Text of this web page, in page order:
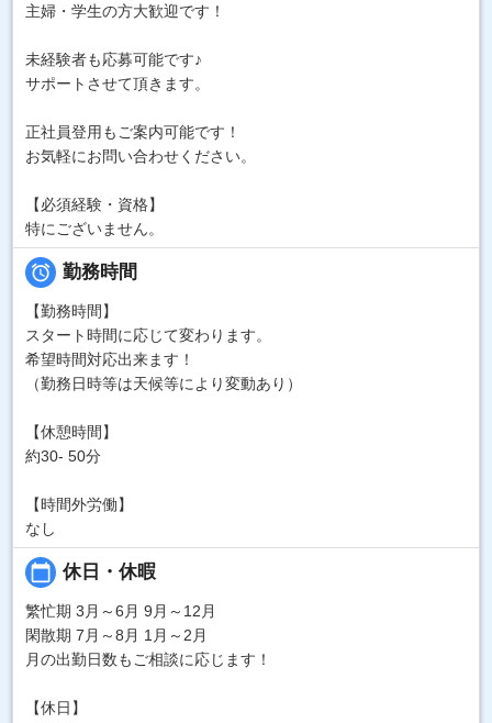
主婦・学生の方大歓迎です！
未経験者も応募可能です♪
サポートさせて頂きます。
正社員登用もご案内可能です！
お気軽にお問い合わせください。
【必須経験・資格】
特にございません。
 勤務時間
【勤務時間】
スタート時間に応じて変わります。
希望時間対応出来ます！
（勤務日時等は天候等により変動あり）
【休憩時間】
約30- 50分
【時間外労働】
なし
calendar_today 休日・休暇
繁忙期 3月～6月 9月～12月
閑散期 7月～8月 1月～2月
月の出勤日数もご相談に応じます！
【休日】